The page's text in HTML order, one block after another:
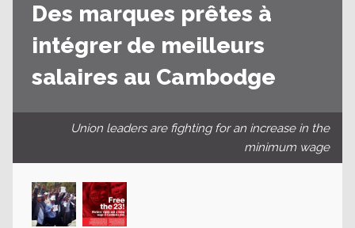
Des marques prêtes à
intégrer de meilleurs
salaires au Cambodge
Union leaders are fighting for an increase in the
minimum wage